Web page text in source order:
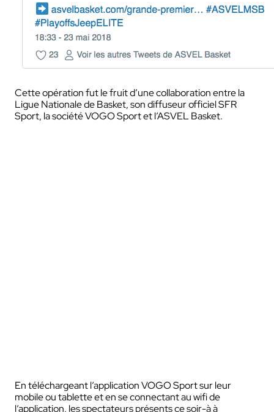
Cette opération fut le fruit d’une collaboration entre la
Ligue Nationale de Basket, son diffuseur officiel SFR
Sport, la société VOGO Sport et l’ASVEL Basket.
En téléchargeant l’application VOGO Sport sur leur
mobile ou tablette et en se connectant au wifi de
l’application, les spectateurs présents ce soir-à à